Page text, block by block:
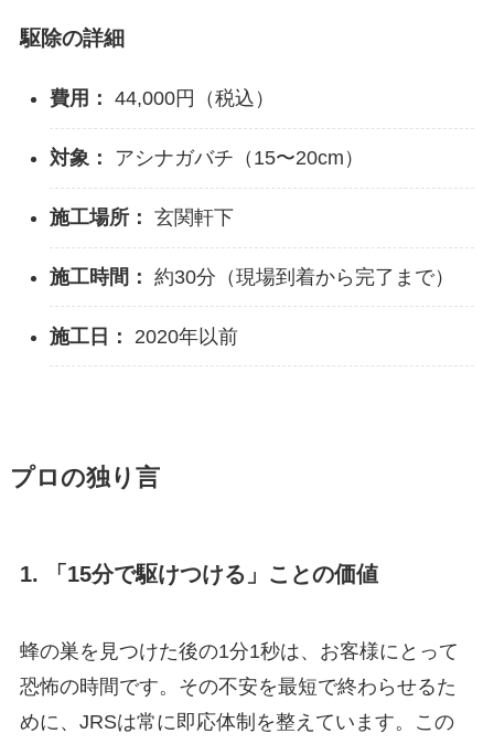
駆除の詳細
費用： 44,000円（税込）
対象： アシナガバチ（15〜20cm）
施工場所： 玄関軒下
施工時間： 約30分（現場到着から完了まで）
施工日： 2020年以前
プロの独り言
1. 「15分で駆けつける」ことの価値
蜂の巣を見つけた後の1分1秒は、お客様にとって
恐怖の時間です。その不安を最短で終わらせるた
めに、JRSは常に即応体制を整えています。この